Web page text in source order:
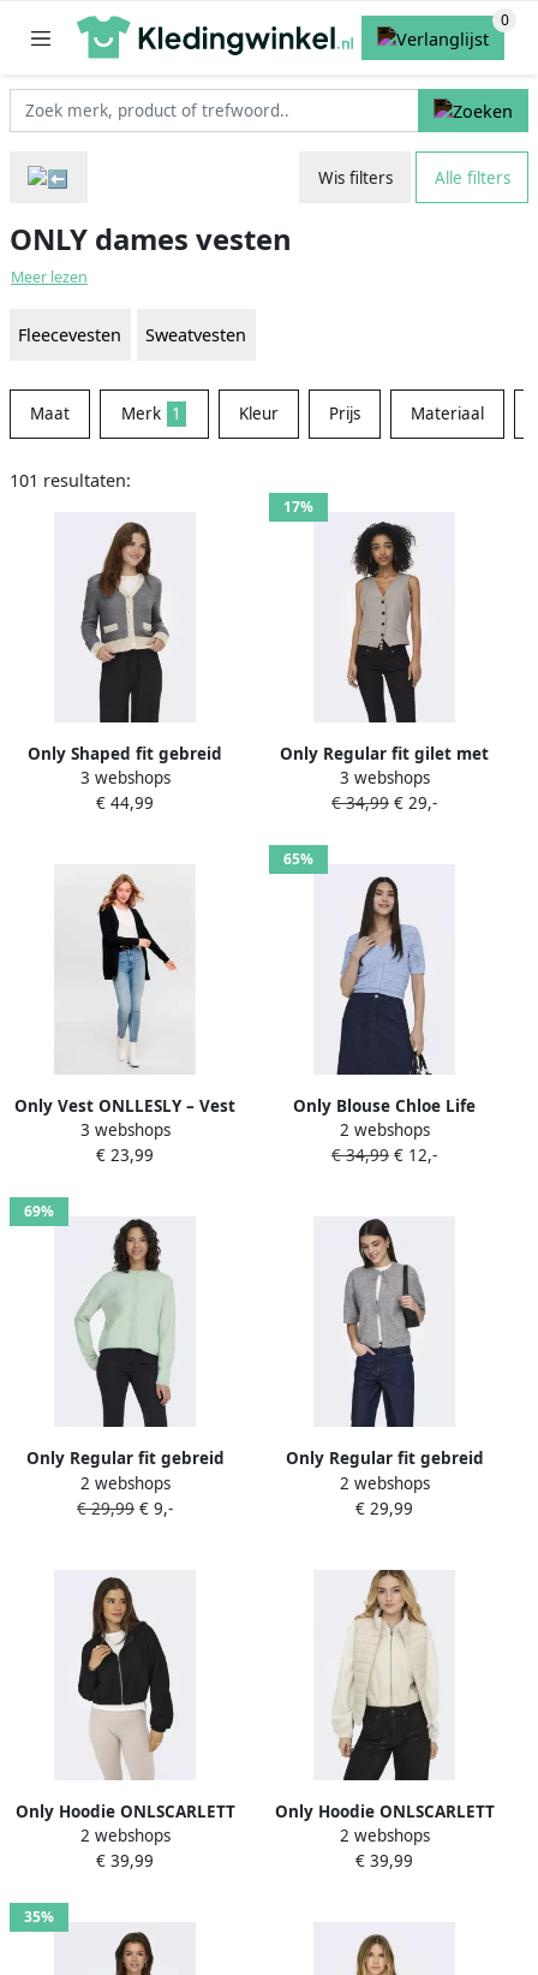
Wis filters Alle filters
ONLY dames vesten
Meer lezen
Fleecevesten Sweatvesten
Maat Merk 1 Kleur Prijs Materiaal
101 resultaten:
Only Shaped fit gebreid
jack met wol model
'MAGGIE LIFE'
3 webshops
€ 44,99
17%
Only Regular fit gilet met
enkelrijige knoopsluiting
model 'LINDA'
3 webshops
€ 34,99 € 29,-
Only Vest ONLLESLY – Vest
met zakken en figuur-
omhullende vorm figuur
breisel viscosemix v-hals
3 webshops
€ 23,99
65%
Only Blouse Chloe Life
Cardigan Soft Chambray
2 webshops
€ 34,99 € 12,-
69%
Only Regular fit gebreid
jack met enkelrijige
knoopsluiting Model
2 webshops
€ 29,99 € 9,-
Only Regular fit gebreid
jack met vetersluiting
model 'SIMONI'
2 webshops
€ 29,99
Only Hoodie ONLSCARLETT
LS ELASTIC ZIP HOOD SWT
NOOS
2 webshops
€ 39,99
Only Hoodie ONLSCARLETT
LS ELASTIC ZIP HOOD SWT
NOOS
2 webshops
€ 39,99
35%